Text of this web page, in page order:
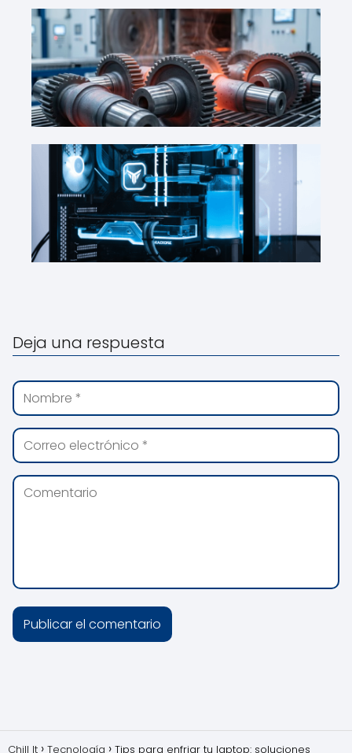
Deja una respuesta
Chill It Tecnología Tips para enfriar tu laptop: soluciones